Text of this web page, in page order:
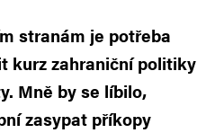
stranám je potřeba
kurz zahraniční politiky
Mně by se líbilo,
zasypat příkopy